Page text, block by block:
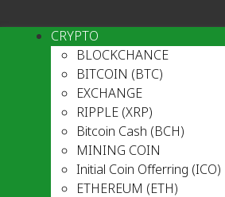
CRYPTO
BLOCKCHANCE
BITCOIN (BTC)
EXCHANGE
RIPPLE (XRP)
Bitcoin Cash (BCH)
MINING COIN
Initial Coin Offerring (ICO)
ETHEREUM (ETH)